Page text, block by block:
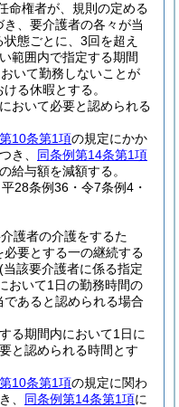
命権者が、規則の定める
、要介護者の各々が当
態ごとに、3回を超え
範囲内で指定する期間
いて勤務しないことが
る休暇とする。
おいて必要と認められる
10条第1項の規定にかか
き、 同条例第14条第1項
給与額を減額する。
28条例36・令7条例4・
護者の介護をするた
要とする一の継続する
(当該要介護者に係る指定
おいて1日の勤務時間の
あると認められる場合
る期間内において1日に
と認められる時間とす
10条第1項の規定に関わ
、 同条例第14条第1項に